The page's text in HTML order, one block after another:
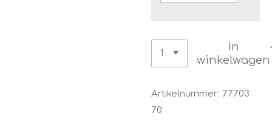
In
winkelwagen
Artikelnummer: 77703
70